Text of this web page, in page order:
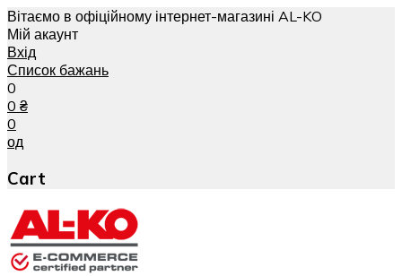
Вітаємо в офіційному інтернет-магазині AL-KO
Мій акаунт
Вхід
Список бажань
0
0 ₴
0
од
Cart